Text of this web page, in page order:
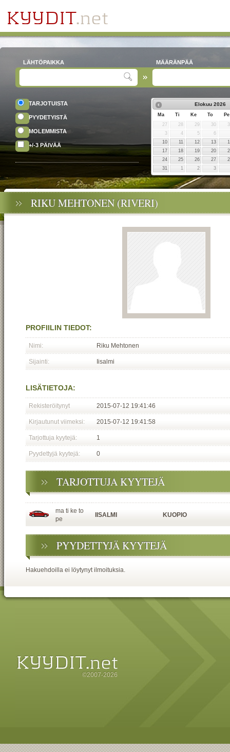
LÄHTÖPAIKKA MÄÄRÄNPÄÄ
TARJOTUISTA
PYYDETYISTÄ
MOLEMMISTA
+/-3 PÄIVÄÄ
Elokuu 2026
Ma Ti Ke To
Pe
27
28 29 30
3
4 5
6
10
11 12 13
17
18 19 20
24
25 26 27
31
1 2 3
RIKU MEHTONEN (RIVERI)
PROFIILIN TIEDOT:
Nimi: Riku Mehtonen
Sijainti: Iisalmi
LISÄTIETOJA:
Rekisteröitynyt 2015-07-12 19:41:46
Kirjautunut viimeksi: 2015-07-12 19:41:58
Tarjottuja kyytejä: 1
Pyydettyjä kyytejä: 0
TARJOTTUJA KYYTEJÄ
ma ti ke to
pe
IISALMI KUOPIO
PYYDETTYJÄ KYYTEJÄ
Hakuehdoilla ei löytynyt ilmoituksia.
©2007-2026